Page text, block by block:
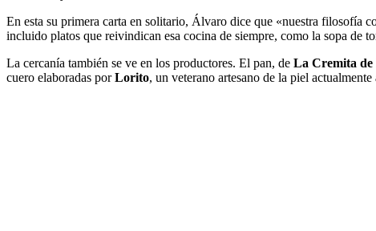
En esta su primera carta en solitario, Álvaro dice que «nuestra filosofía
incluido platos que reivindican esa cocina de siempre, como la sopa de
La cercanía también se ve en los productores. El pan, de La Cremita de
cuero elaboradas porLorito, un veterano artesano de la piel